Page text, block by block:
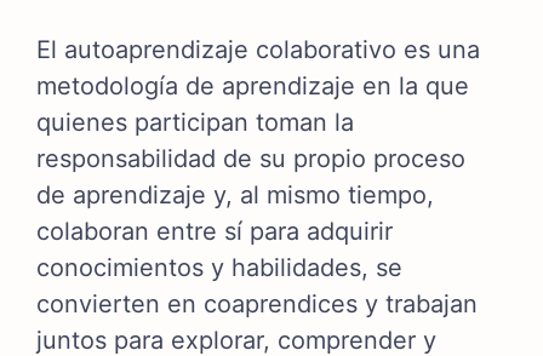
El autoaprendizaje colaborativo es una
metodología de aprendizaje en la que
quienes participan toman la
responsabilidad de su propio proceso
de aprendizaje y, al mismo tiempo,
colaboran entre sí para adquirir
conocimientos y habilidades, se
convierten en coaprendices y trabajan
juntos para explorar, comprender y